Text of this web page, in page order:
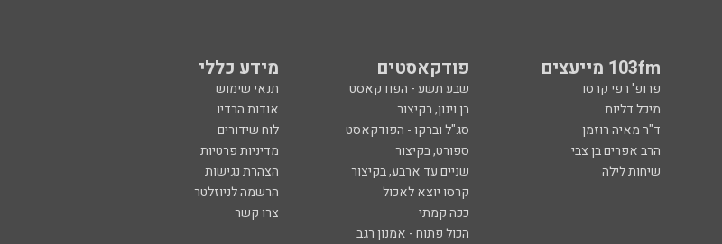
103fm מייעצים פודקאסטים מידע כללי
פרופ' רפי קרסו שבע תשע - הפודקאסט
תנאי שימוש
מיכל דליות בן וינון, בקיצור
אודות הרדיו
ד"ר מאיה רוזמן סג"ל וברקו - הפודקאסט
לוח שידורים
הרב אפרים בן צבי ספורט, בקיצור
מדיניות פרטיות
שיחות לילה שניים עד ארבע, בקיצור
הצהרת נגישות
קרסו יוצא לאכול
הרשמה לניוזלטר
ככה קמתי
צרו קשר
הכול פתוח - אמנון רגב